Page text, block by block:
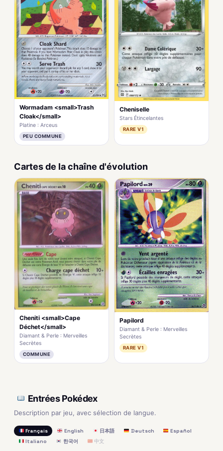
Wormadam <small>Trash
Cloak</small>
Platine : Arceus
PEU COMMUNE
Cheniselle
Stars Étincelantes
RARE V1
Cartes de la chaîne d'évolution
Cheniti <small>Cape
Déchet</small>
Diamant & Perle : Merveilles
Secrètes
COMMUNE
Papilord
Diamant & Perle : Merveilles
Secrètes
RARE V1
Entrées Pokédex
Description par jeu, avec sélection de langue.
Français English 日本語 Deutsch
Español
Italiano
한국어 中文